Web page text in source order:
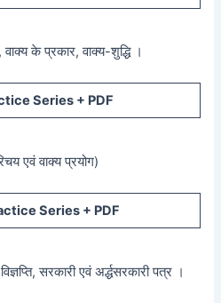
वाक्य के प्रकार, वाक्य-शुद्धि ।
Series + PDF
एवं वाक्य प्रयोग)
Series + PDF
सरकारी एवं अर्द्धसरकारी पत्र ।